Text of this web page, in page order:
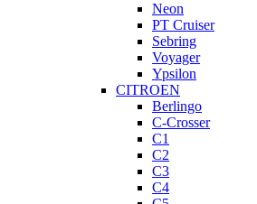
Neon
PT Cruiser
Sebring
Voyager
Ypsilon
CITROEN
Berlingo
C-Crosser
C1
C2
C3
C4